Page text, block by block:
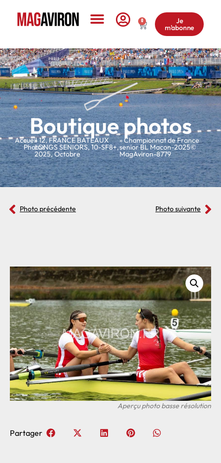
0 Je
m'abonne
Boutique photos
Accueil
»
Photos
»12,FRANCE BATEAUX
LONGS SENIORS,10-SF8+,
2025,Octobre
» Championnat de France
senior BL Macon-2025©
MagAviron-8779
Photo précédente Photo suivante
Partager